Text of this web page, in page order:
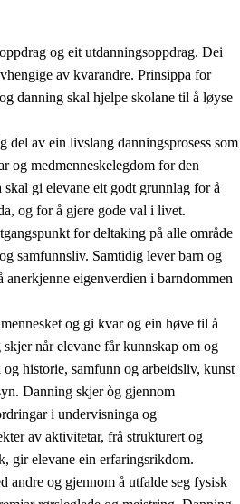
utvikling og danning
og eit utdanningsoppdrag. Dei
av kvarandre. Prinsippa for
danning skal hjelpe skolane til å løyse
av ein livslang danningsprosess som
og medmenneskelegdom for den
gi elevane eit godt grunnlag for å
og for å gjere gode val i livet.
for deltaking på alle område
samfunnsliv. Samtidig lever barn og
anerkjenne eigenverdien i barndommen
og gi kvar og ein høve til å
når elevane får kunnskap om og
historie, samfunn og arbeidsliv, kunst
Danning skjer òg gjennom
i undervisninga og
av aktivitetar, frå strukturert og
gir elevane ein erfaringsrikdom.
andre og gjennom å utfalde seg fysisk